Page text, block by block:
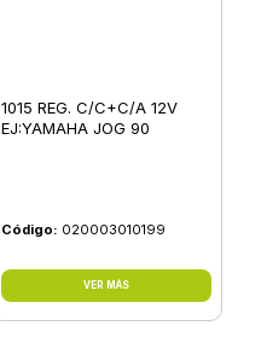
1015 REG. C/C+C/A 12V
EJ:YAMAHA JOG 90
Código: 020003010199
VER MÁS